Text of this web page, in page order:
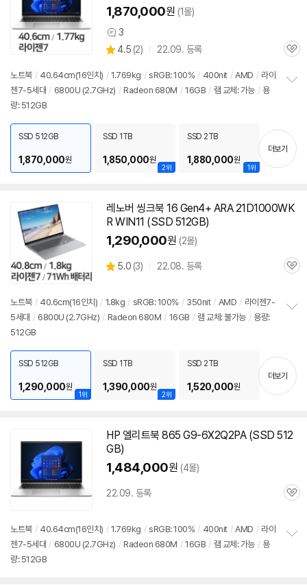
1,870,000원 (1몰)
상
품
견
3
별
점
4.5 (상
리
뷰
2) 22.09. 등록
관
노트북 / 40.64cm(16인치) / 1.769kg / sRGB: 100% / 400nit / AMD / 라이
젠7-5세대 / 6800U (2.7GHz) / Radeon 680M / 16GB / 램 교체: 가능 / 용
량: 512GB
기
SSD 512GB
1,870,000원
2위
SSD 1TB
1,850,000원
1위
SSD 2TB
1,880,000원
더보기
레노버 씽크북 16 Gen4+ ARA 21D1000WK
R WIN11 (SSD 512GB)
1,290,000원 (2몰)
별
5.0 (상
3) 22.08. 등록
관
노트북 / 40.6cm(16인치) / 1.8kg / sRGB: 100% / 350nit / AMD / 라이젠7-
5세대 / 6800U (2.7GHz) / Radeon 680M / 16GB / 램 교체: 불가능 / 용량:
512GB
기
1위
SSD 512GB
1,290,000원
2위
SSD 1TB
1,390,000원
SSD 2TB
1,520,000원
더보기
HP 엘리트북 865 G9-6X2Q2PA (SSD 512
GB)
1,484,000원 (4몰)
22.09. 등록
관
노트북 / 40.64cm(16인치) / 1.769kg / sRGB: 100% / 400nit / AMD / 라이
젠7-5세대 / 6800U (2.7GHz) / Radeon 680M / 16GB / 램 교체: 가능 / 용
량: 512GB
세부정보 열기/접기